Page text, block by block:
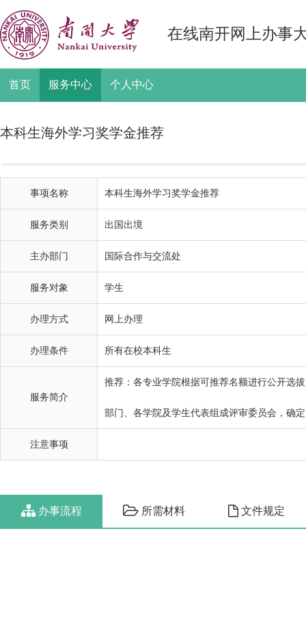
在线南开网上办事
首页 服务中心 个人中心
本科生海外学习奖学金推荐
事项名称 本科生海外学习奖学金推荐
服务类别 出国出境
主办部门 国际合作与交流处
服务对象 学生
办理方式 网上办理
办理条件 所有在校本科生
服务简介
推荐：各专业学院根据可推荐名额进行公开选
部门、各学院及学生代表组成评审委员会，确
注意事项
办事流程 所需材料 文件规定